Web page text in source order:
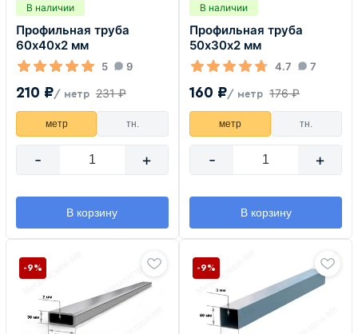
В наличии
Профильная труба
60х40х2 мм
5 9
210 ₽/ метр 231 ₽
метр тн.
- +
В корзину
В наличии
Профильная труба
50х30х2 мм
4.7 7
160 ₽/ метр 176 ₽
метр тн.
- +
В корзину
-9% -9%